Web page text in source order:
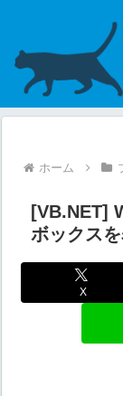
ホーム
[VB.NET]
ボックス
X